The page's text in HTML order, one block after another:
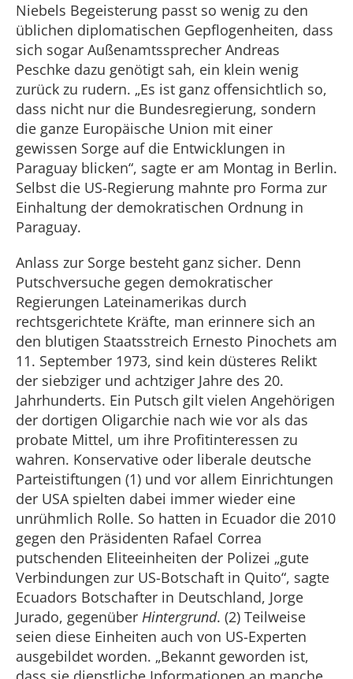
Niebels Begeisterung passt so wenig zu den
üblichen diplomatischen Gepflogenheiten, dass
sich sogar Außenamtssprecher Andreas
Peschke dazu genötigt sah, ein klein wenig
zurück zu rudern. „Es ist ganz offensichtlich so,
dass nicht nur die Bundesregierung, sondern
die ganze Europäische Union mit einer
gewissen Sorge auf die Entwicklungen in
Paraguay blicken“, sagte er am Montag in Berlin.
Selbst die US-Regierung mahnte pro Forma zur
Einhaltung der demokratischen Ordnung in
Paraguay.
Anlass zur Sorge besteht ganz sicher. Denn
Putschversuche gegen demokratischer
Regierungen Lateinamerikas durch
rechtsgerichtete Kräfte, man erinnere sich an
den blutigen Staatsstreich Ernesto Pinochets am
11. September 1973, sind kein düsteres Relikt
der siebziger und achtziger Jahre des 20.
Jahrhunderts. Ein Putsch gilt vielen Angehörigen
der dortigen Oligarchie nach wie vor als das
probate Mittel, um ihre Profitinteressen zu
wahren. Konservative oder liberale deutsche
Parteistiftungen (1) und vor allem Einrichtungen
der USA spielten dabei immer wieder eine
unrühmlich Rolle. So hatten in Ecuador die 2010
gegen den Präsidenten Rafael Correa
putschenden Eliteeinheiten der Polizei „gute
Verbindungen zur US-Botschaft in Quito“, sagte
Ecuadors Botschafter in Deutschland, Jorge
Jurado, gegenüber Hintergrund. (2) Teilweise
seien diese Einheiten auch von US-Experten
ausgebildet worden. „Bekannt geworden ist,